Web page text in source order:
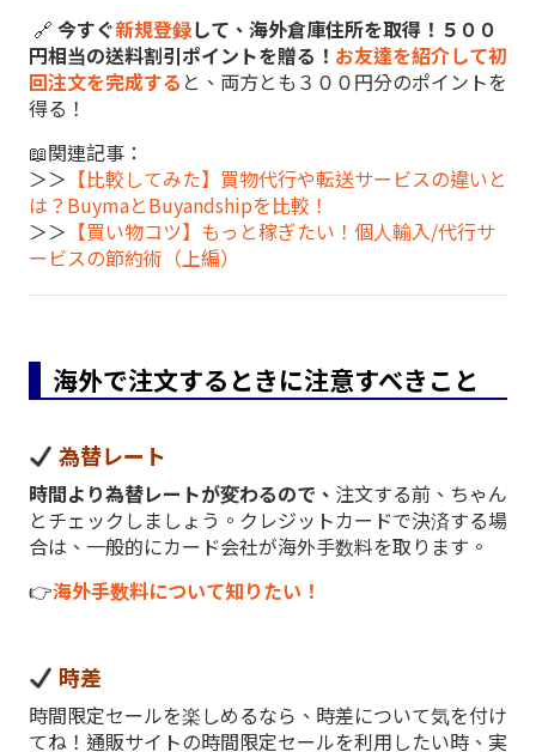
🔗 今すぐ新規登録して、海外倉庫住所を取得！５００
円相当の送料割引ポイントを贈る！ お友達を紹介して初
回注文を完成する と、両方とも３００円分のポイントを
得る！
📖関連記事：
＞＞ 【比較してみた】買物代行や転送サービスの違いと
は？BuymaとBuyandshipを比較！
＞＞ 【買い物コツ】もっと稼ぎたい！個人輸入/代行サ
ービスの節約術（上編）
海外で注文するときに注意すべきこと
為替レート
時間より為替レートが変わるので、 注文する前、ちゃん
とチェックしましょう。クレジットカードで決済する場
合は、一般的にカード会社が海外手数料を取ります。
👉海外手数料について知りたい！
時差
時間限定セールを楽しめるなら、時差について気を付け
てね！通販サイトの時間限定セールを利用したい時、実